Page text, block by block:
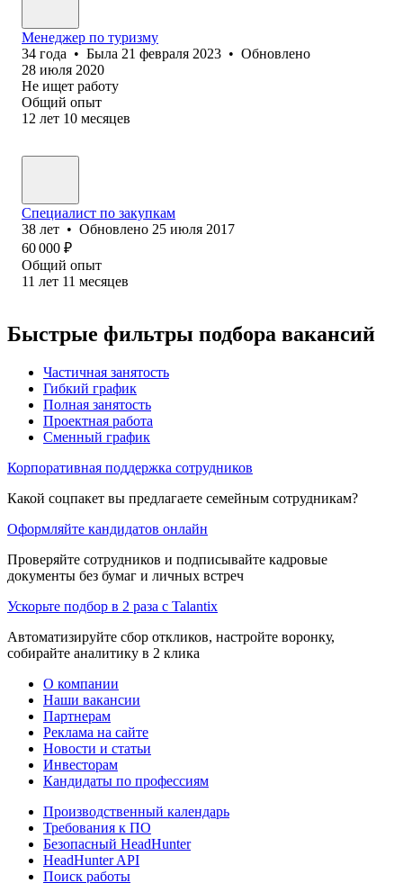
Менеджер по туризму
34 года • Была 21 февраля 2023 • Обновлено
28 июля 2020
Не ищет работу
Общий опыт
12 лет 10 месяцев
Специалист по закупкам
38 лет • Обновлено 25 июля 2017
60 000 ₽
Общий опыт
11 лет 11 месяцев
Быстрые фильтры подбора вакансий
Частичная занятость
Гибкий график
Полная занятость
Проектная работа
Сменный график
Корпоративная поддержка сотрудников
Какой соцпакет вы предлагаете семейным сотрудникам?
Оформляйте кандидатов онлайн
Проверяйте сотрудников и подписывайте кадровые
документы без бумаг и личных встреч
Ускорьте подбор в 2 раза с Talantix
Автоматизируйте сбор откликов, настройте воронку,
собирайте аналитику в 2 клика
О компании
Наши вакансии
Партнерам
Реклама на сайте
Новости и статьи
Инвесторам
Кандидаты по профессиям
Производственный календарь
Требования к ПО
Безопасный HeadHunter
HeadHunter API
Поиск работы